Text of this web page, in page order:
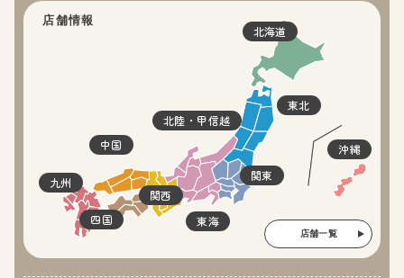
店舗情報
北海道
東北
関東
北陸・甲信越
東海
関西
四国
中国
九州
沖縄
店舗一覧